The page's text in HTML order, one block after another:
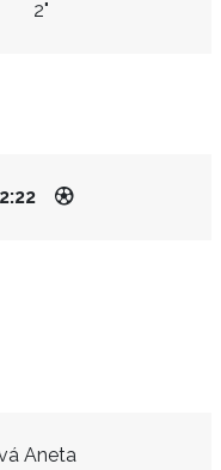
2"
Aneta